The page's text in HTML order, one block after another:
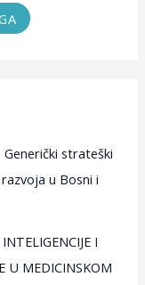
strateški
u Bosni i
I
U MEDICINSKOM